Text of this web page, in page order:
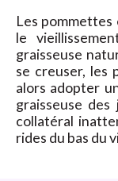
Les
le
graisseuse
se creuser, les
alors adopter
graisseuse
collatéral
rides du bas du